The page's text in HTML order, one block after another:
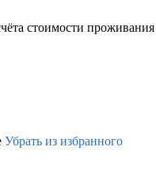
стоимости проживания
Убрать из избранного